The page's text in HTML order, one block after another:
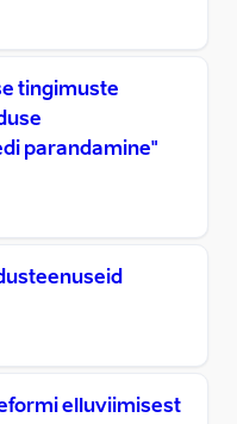
tingimuste
parandamine"
elluviimisest